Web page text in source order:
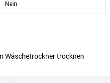
Nein
Wäschetrockner trocknen